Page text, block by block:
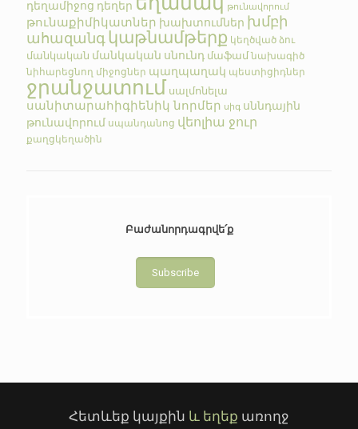
դեղամիջոց դեղեր թունավորում
թունաքիմիկատներ խախտումներ խմբի
ահազանգկաթնամթերք կեղծված ձու
մանկական մանկական սնունդ մաֆամ նախագիծ
նիհարեցնող միջոցներ պաղպաղակ պեստիցիդներ
ջրանջատում սալմոնելա
սանիտարահիգիենիկ նորմեր սիգ սննդային
թունավորում սպանդանոց վեոլիա ջուր
քաղցկեղածին
Բաժանորդագրվե՛ք
Subscribe
Հետևեք կայքին և եղեք առողջ